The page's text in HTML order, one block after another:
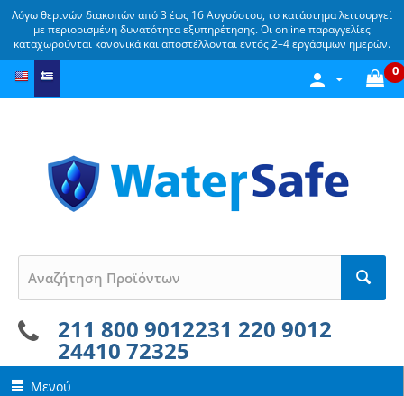
Λόγω θερινών διακοπών από 3 έως 16 Αυγούστου, το κατάστημα λειτουργεί
με περιορισμένη δυνατότητα εξυπηρέτησης. Οι online παραγγελίες
καταχωρούνται κανονικά και αποστέλλονται εντός 2–4 εργάσιμων ημερών.
0
211 800 9012231 220 9012
24410 72325
Μενού